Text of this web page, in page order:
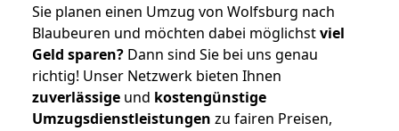
Sie planen einen Umzug von Wolfsburg nach
Blaubeuren und möchten dabei möglichstviel
Geld sparen? Dann sind Sie bei uns genau
richtig! Unser Netzwerk bieten Ihnen
zuverlässige und kostengünstige
Umzugsdienstleistungen zu fairen Preisen,